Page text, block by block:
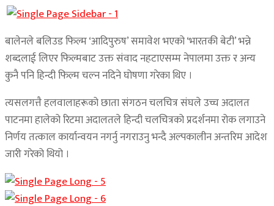
बालेनले बलिउड फिल्म ‘आदिपुरुष’ समावेश भएको ‘भारतकी बेटी’ भन्ने
शब्दलाई लिएर फिल्मबाट उक्त संवाद नहटाएसम्म नेपालमा उक्त र अन्य
कुनै पनि हिन्दी फिल्म चल्न नदिने घोषणा गरेका थिए ।
त्यसलगत्तै हलवालाहरूको छाता संगठन चलचित्र संघले उच्च अदालत
पाटनमा हालेको रिटमा अदालतले हिन्दी चलचित्रको प्रदर्शनमा रोक लगाउने
निर्णय तत्काल कार्यान्वयन नगर्नु नगराउनु भन्दै अल्पकालीन अन्तरिम आदेश
जारी गरेको थियो ।